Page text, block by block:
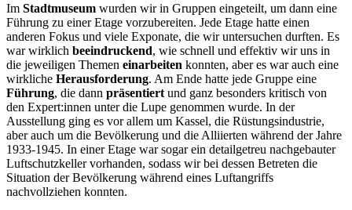
Im Stadtmuseum wurden wir in Gruppen eingeteilt, um dann eine
Führung zu einer Etage vorzubereiten. Jede Etage hatte einen
anderen Fokus und viele Exponate, die wir untersuchen durften. Es
war wirklich beeindruckend, wie schnell und effektiv wir uns in
die jeweiligen Themen einarbeiten konnten, aber es war auch eine
wirkliche Herausforderung. Am Ende hatte jede Gruppe eine
Führung, die dann präsentiert und ganz besonders kritisch von
den Expert:innen unter die Lupe genommen wurde. In der
Ausstellung ging es vor allem um Kassel, die Rüstungsindustrie,
aber auch um die Bevölkerung und die Alliierten während der Jahre
1933-1945. In einer Etage war sogar ein detailgetreu nachgebauter
Luftschutzkeller vorhanden, sodass wir bei dessen Betreten die
Situation der Bevölkerung während eines Luftangriffs
nachvollziehen konnten.